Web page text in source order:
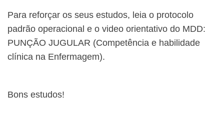
Para reforçar os seus estudos, leia o protocolo
padrão operacional e o video orientativo do MDD:
PUNÇÃO JUGULAR (Competência e habilidade
clínica na Enfermagem).
Bons estudos!